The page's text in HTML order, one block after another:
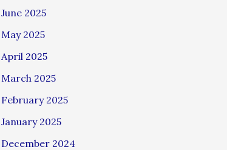
June 2025
May 2025
April 2025
March 2025
February 2025
January 2025
December 2024